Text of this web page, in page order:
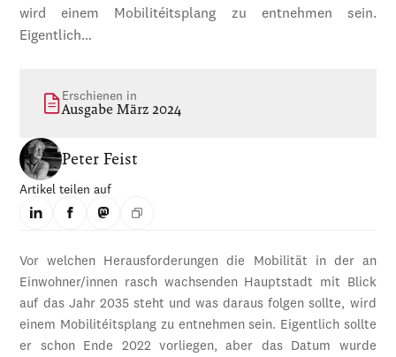
wird einem Mobilitéitsplang zu entnehmen sein.
Eigentlich…
Erschienen in
Ausgabe März 2024
Peter Feist
Artikel teilen auf
Vor welchen Herausforderungen die Mobilität in der an
Einwohner/innen rasch wachsenden Hauptstadt mit Blick
auf das Jahr 2035 steht und was daraus folgen sollte, wird
einem Mobilitéitsplang zu entnehmen sein. Eigentlich sollte
er schon Ende 2022 vorliegen, aber das Datum wurde